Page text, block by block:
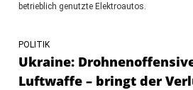
betrieblich genutzte Elektroautos.
POLITIK
Ukraine:
Luftwaffe – bringt der